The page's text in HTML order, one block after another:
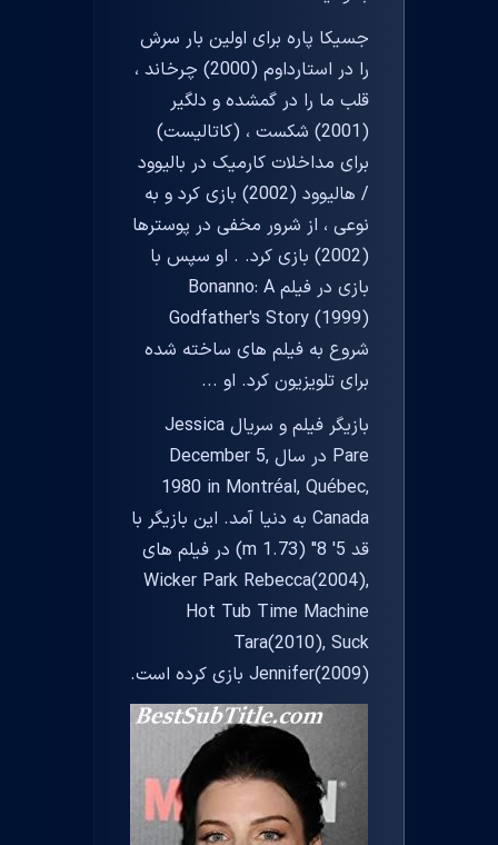
جسیکا پاره برای اولین بار سرش
را در استارداوم (2000) چرخاند ،
قلب ما را در گمشده و دلگیر
(2001) شکست ، (کاتالیست)
برای مداخلات کارمیک در بالیوود
/ هالیوود (2002) بازی کرد و به
نوعی ، از شرور مخفی در پوسترها
(2002) بازی کرد. . او سپس با
بازی در فیلم Bonanno: A
Godfather's Story (1999)
شروع به فیلم های ساخته شده
برای تلویزیون کرد. او ...
بازیگر فیلم و سریال Jessica
Pare در سال December 5,
1980 in Montréal, Québec,
Canada به دنیا آمد. این بازیگر با
قد 5' 8" (1.73 m) در فیلم های
Wicker Park Rebecca(2004),
Hot Tub Time Machine
Tara(2010), Suck
Jennifer(2009) بازی کرده است.